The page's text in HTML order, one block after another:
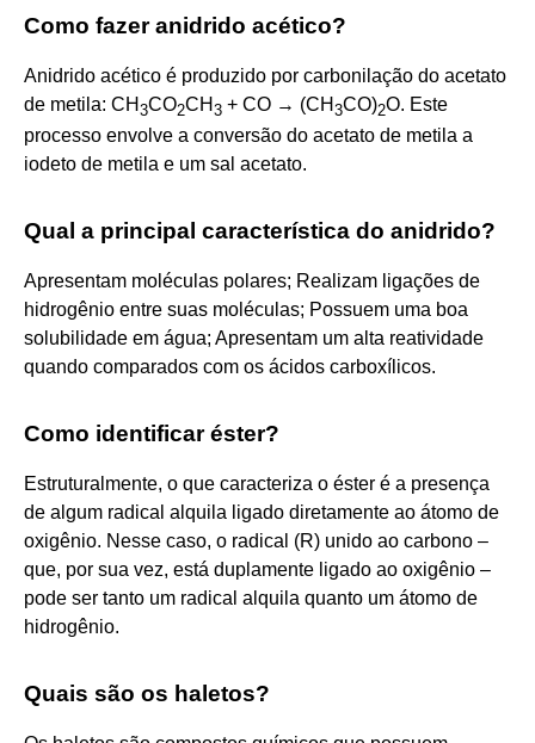
Como fazer anidrido acético?
Anidrido acético é produzido por carbonilação do acetato
de metila: CH 3CO2CH 3 + CO → (CH 3CO)2O. Este
processo envolve a conversão do acetato de metila a
iodeto de metila e um sal acetato.
Qual a principal característica do anidrido?
Apresentam moléculas polares; Realizam ligações de
hidrogênio entre suas moléculas; Possuem uma boa
solubilidade em água; Apresentam um alta reatividade
quando comparados com os ácidos carboxílicos.
Como identificar éster?
Estruturalmente, o que caracteriza o éster é a presença
de algum radical alquila ligado diretamente ao átomo de
oxigênio. Nesse caso, o radical (R) unido ao carbono –
que, por sua vez, está duplamente ligado ao oxigênio –
pode ser tanto um radical alquila quanto um átomo de
hidrogênio.
Quais são os haletos?